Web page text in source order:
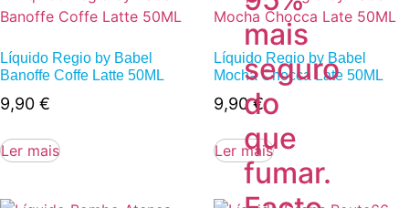
mais
seguro
do
que
fumar.
Líquido Regio by Babel
Banoffe Coffe Latte 50ML
9,90 €
Ler mais
Líquido Regio by Babel
Mocha Chocca Late 50ML
9,90€
Ler mais